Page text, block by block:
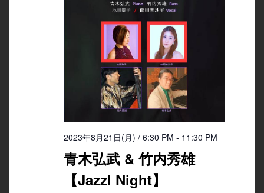
2023年8月21日(月) / 6:30 PM - 11:30 PM
青木弘武 & 竹内秀雄
【Jazzl Night】